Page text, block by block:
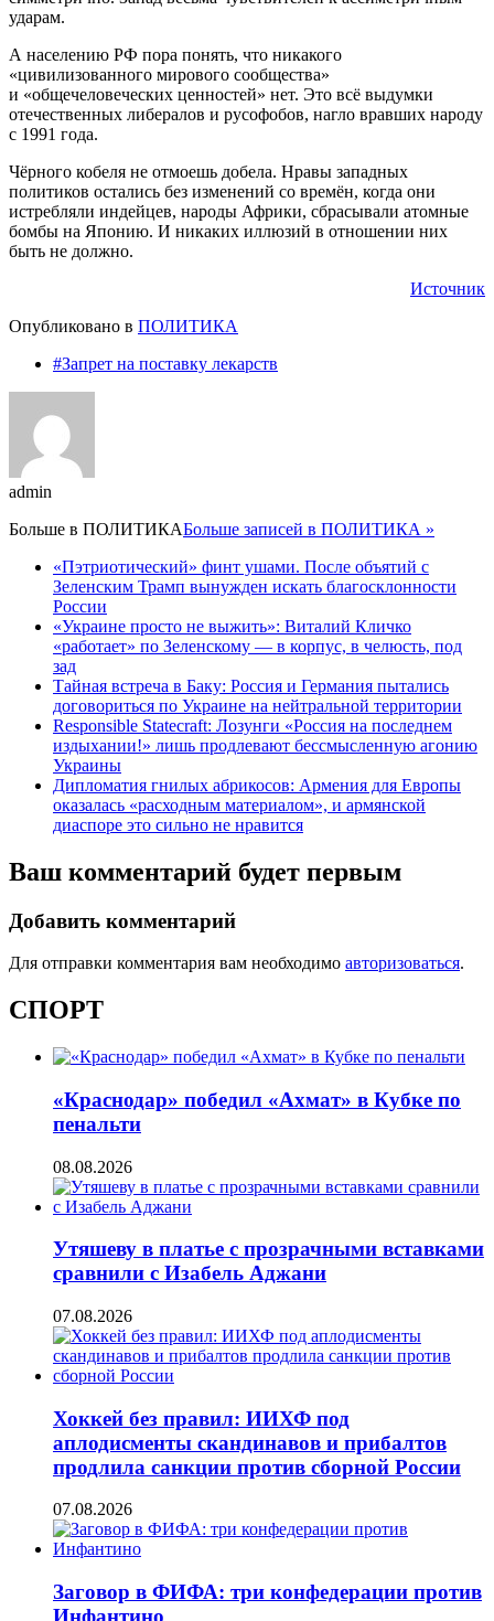
ударам.
А населению РФ пора понять, что никакого
«цивилизованного мирового сообщества»
и «общечеловеческих ценностей» нет. Это всё выдумки
отечественных либералов и русофобов, нагло вравших народу
с 1991 года.
Чёрного кобеля не отмоешь добела. Нравы западных
политиков остались без изменений со времён, когда они
истребляли индейцев, народы Африки, сбрасывали атомные
бомбы на Японию. И никаких иллюзий в отношении них
быть не должно.
Источник
Опубликовано в ПОЛИТИКА
#Запрет на поставку лекарств
admin
Больше в ПОЛИТИКАБольше записей в ПОЛИТИКА »
«Пэтриотический» финт ушами. После объятий с
Зеленским Трамп вынужден искать благосклонности
России
«Украине просто не выжить»: Виталий Кличко
«работает» по Зеленскому — в корпус, в челюсть, под
зад
Тайная встреча в Баку: Россия и Германия пытались
договориться по Украине на нейтральной территории
Responsible Statecraft: Лозунги «Россия на последнем
издыхании!» лишь продлевают бессмысленную агонию
Украины
Дипломатия гнилых абрикосов: Армения для Европы
оказалась «расходным материалом», и армянской
диаспоре это сильно не нравится
Ваш комментарий будет первым
Добавить комментарий
Для отправки комментария вам необходимо авторизоваться.
СПОРТ
«Краснодар» победил «Ахмат» в Кубке по
пенальти
08.08.2026
Утяшеву в платье с прозрачными вставками
сравнили с Изабель Аджани
07.08.2026
Хоккей без правил: ИИХФ под
аплодисменты скандинавов и прибалтов
продлила санкции против сборной России
07.08.2026
Заговор в ФИФА: три конфедерации против
Инфантино